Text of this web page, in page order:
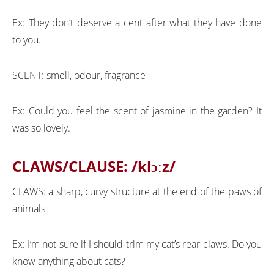
Ex: They don’t deserve a cent after what they have done
to you.
SCENT: smell, odour, fragrance
Ex: Could you feel the scent of jasmine in the garden? It
was so lovely.
CLAWS/CLAUSE: /klɔːz/
CLAWS: a sharp, curvy structure at the end of the paws of
animals
Ex: I’m not sure if I should trim my cat’s rear claws. Do you
know anything about cats?